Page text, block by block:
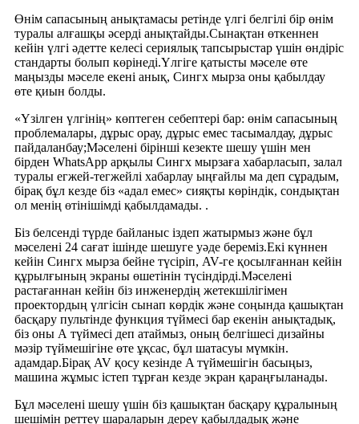
Өнім сапасының анықтамасы ретінде үлгі белгілі бір өнім
туралы алғашқы әсерді анықтайды.Сынақтан өткеннен
кейін үлгі әдетте келесі сериялық тапсырыстар үшін өндіріс
стандарты болып көрінеді.Үлгіге қатысты мәселе өте
маңызды мәселе екені анық, Сингх мырза оны қабылдау
өте қиын болды.
«Үзілген үлгінің» көптеген себептері бар: өнім сапасының
проблемалары, дұрыс орау, дұрыс емес тасымалдау, дұрыс
пайдаланбау;Мәселені бірінші кезекте шешу үшін мен
бірден WhatsApp арқылы Сингх мырзаға хабарласып, залал
туралы егжей-тегжейлі хабарлау ыңғайлы ма деп сұрадым,
бірақ бұл кезде біз «адал емес» сияқты көріндік, сондықтан
ол менің өтінішімді қабылдамады. .
Біз белсенді түрде байланыс іздеп жатырмыз және бұл
мәселені 24 сағат ішінде шешуге уәде береміз.Екі күннен
кейін Сингх мырза бейне түсіріп, AV-ге қосылғаннан кейін
құрылғының экраны өшетінін түсіндірді.Мәселені
растағаннан кейін біз инженердің жетекшілігімен
проектордың үлгісін сынап көрдік және соңында қашықтан
басқару пультінде функция түймесі бар екенін анықтадық,
біз оны А түймесі деп атаймыз, оның белгішесі дизайны
мәзір түймешігіне өте ұқсас, бұл шатасуы мүмкін.
адамдар.Бірақ AV қосу кезінде A түймешігін басыңыз,
машина жұмыс істеп тұрған кезде экран қараңғыланады.
Бұл мәселені шешу үшін біз қашықтан басқару құралының
шешімін реттеу шараларын дереу қабылдадық және